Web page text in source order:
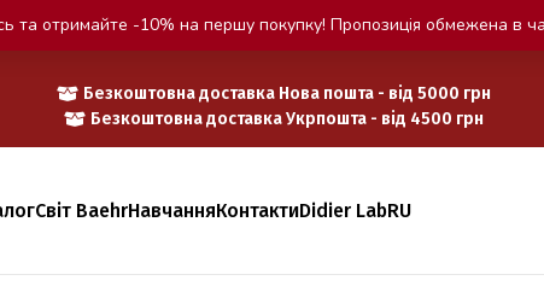
Безкоштовна доставка Нова пошта - від 5000 грн
Безкоштовна доставка Укрпошта - від 4500 грн
Світ BaehrНавчанняКонтактиDidier LabRU
та отримайте -10% на першу покупку! Пропозиція обмежена в